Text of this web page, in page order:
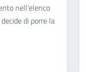
nell’elenco
di porre la